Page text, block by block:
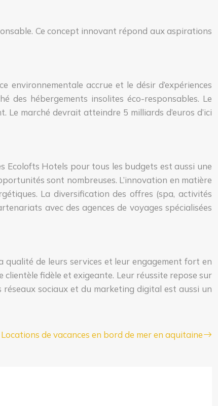
Ce concept innovant répond aux aspirations
environnementale accrue et le désir d’expériences
des hébergements insolites éco-responsables. Le
marché devrait atteindre 5 milliards d’euros d’ici
Ecolofts Hotels pour tous les budgets est aussi une
sont nombreuses. L’innovation en matière
La diversification des offres (spa, activités
avec des agences de voyages spécialisées
qualité de leurs services et leur engagement fort en
fidèle et exigeante. Leur réussite repose sur
sociaux et du marketing digital est aussi un
Locations de vacances en bord de mer en aquitaine